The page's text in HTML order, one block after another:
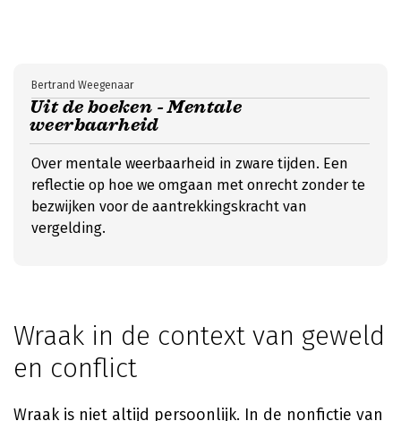
Uit de boeken - Mentale
weerbaarheid
Bertrand Weegenaar
Over mentale weerbaarheid in zware tijden. Een
reflectie op hoe we omgaan met onrecht zonder te
bezwijken voor de aantrekkingskracht van
vergelding.
Wraak in de context van geweld
en conflict
Wraak is niet altijd persoonlijk. In de nonfictie van